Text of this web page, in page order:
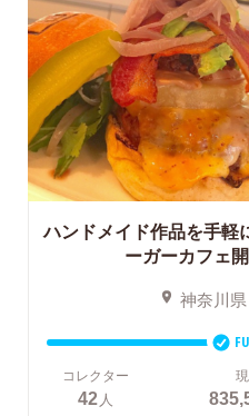
ハンドメイド作品を手軽
ーガーカフェ
神奈川県
コレクター
42 人